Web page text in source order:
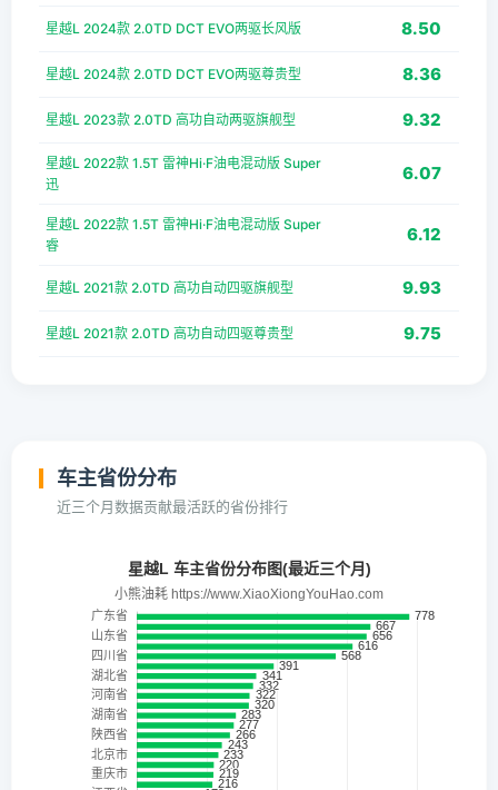
星越L 2024款 2.0TD DCT EVO两驱长风版 8.50
星越L 2024款 2.0TD DCT EVO两驱尊贵型 8.36
星越L 2023款 2.0TD 高功自动两驱旗舰型 9.32
星越L 2022款 1.5T 雷神Hi·F油电混动版 Super
迅
6.07
星越L 2022款 1.5T 雷神Hi·F油电混动版 Super
睿
6.12
星越L 2021款 2.0TD 高功自动四驱旗舰型 9.93
星越L 2021款 2.0TD 高功自动四驱尊贵型 9.75
车主省份分布
近三个月数据贡献最活跃的省份排行